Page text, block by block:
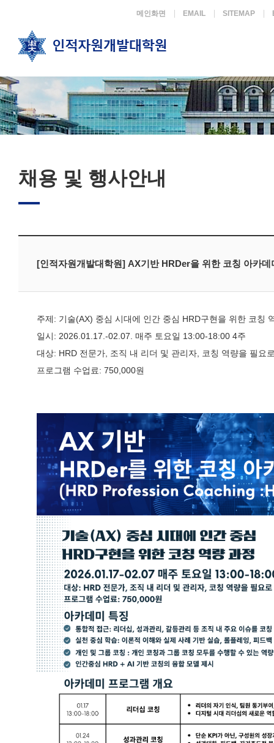
메인화면 EMAIL SITEMAP
채용 및 행사안내
[인적자원개발대학원] AX기반 HRDer을 위한 코칭 아카데
주제: 기술(AX) 중심 시대에 인간 중심 HRD구현을 위한 코칭
일시: 2026.01.17.-02.07. 매주 토요일 13:00-18:00 4주
대상: HRD 전문가, 조직 내 리더 및 관리자, 코칭 역량을 필요
프로그램 수업료: 750,000원